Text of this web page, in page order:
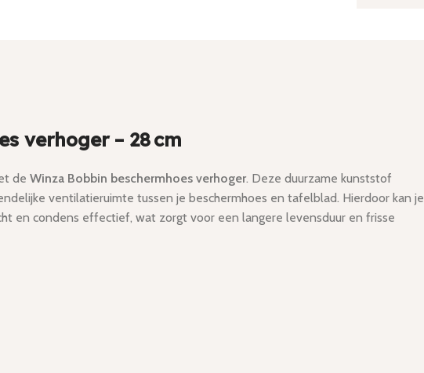
verhoger – 28 cm
de Winza Bobbin beschermhoes verhoger. Deze duurzame kunststof
ventilatieruimte tussen je beschermhoes en tafelblad. Hierdoor kan je
en condens effectief, wat zorgt voor een langere levensduur en frisse